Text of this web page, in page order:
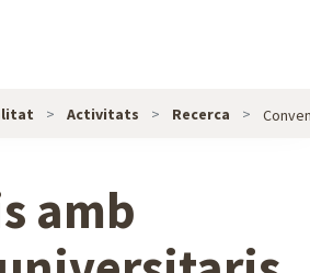
Activitats Recerca
amb